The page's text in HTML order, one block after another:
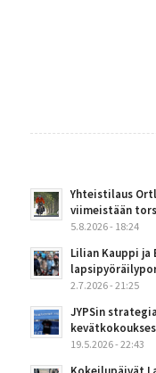
Yhteistilaus
viimeistään
5.8.2026 - 18:24
Lilian Kauppi ja
2.7.2026 - 21:25
JYPSin
19.5.2026 - 22:43